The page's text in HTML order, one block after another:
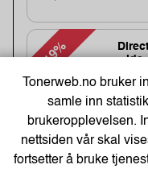
-19%
Obs,
eller
Tonerweb.no bruker
samle inn
brukeropplevelsen.
nettsiden vår skal
fortsetter å bruke